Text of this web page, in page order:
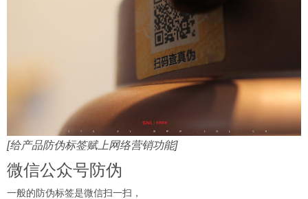
[给产品防伪标签赋上网络营销功能]
微信公众号防伪
一般的防伪标签是微信扫一扫，